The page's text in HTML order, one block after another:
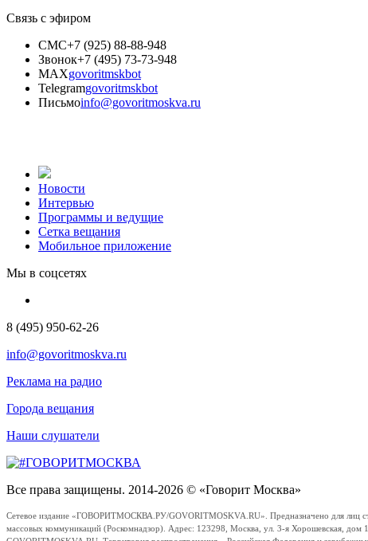
Связь с эфиром
СМС+7 (925) 88-88-948
Звонок+7 (495) 73-73-948
MAXgovoritmskbot
Telegramgovoritmskbot
Письмоinfo@govoritmoskva.ru
Новости
Интервью
Программы и ведущие
Сетка вещания
Мобильное приложение
Мы в соцсетях
8 (495) 950-62-26
info@govoritmoskva.ru
Реклама на радио
Города вещания
Наши слушатели
Все права защищены. 2014-2026 © «Говорит Москва»
Сетевое издание «ГОВОРИТМОСКВА.РУ/GOVORITMOSKVA.RU». Предназначено для лиц
массовых коммуникаций (Роскомнадзор). Адрес: 123298, Москва, ул. 3-я Хорошевская,